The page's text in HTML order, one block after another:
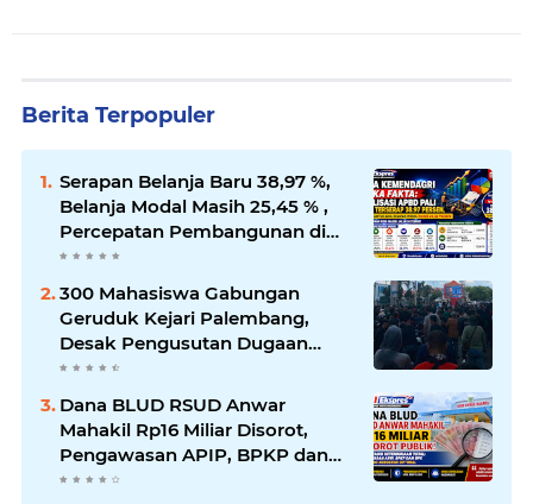
Berita Terpopuler
Serapan Belanja Baru 38,97 %,
Belanja Modal Masih 25,45 % ,
Percepatan Pembangunan di
PALI Dipertanyakan
300 Mahasiswa Gabungan
Geruduk Kejari Palembang,
Desak Pengusutan Dugaan
Korupsi Tanpa Tebang Pilih
Dana BLUD RSUD Anwar
Mahakil Rp16 Miliar Disorot,
Pengawasan APIP, BPKP dan
BPK Harus Bergerak Optimal